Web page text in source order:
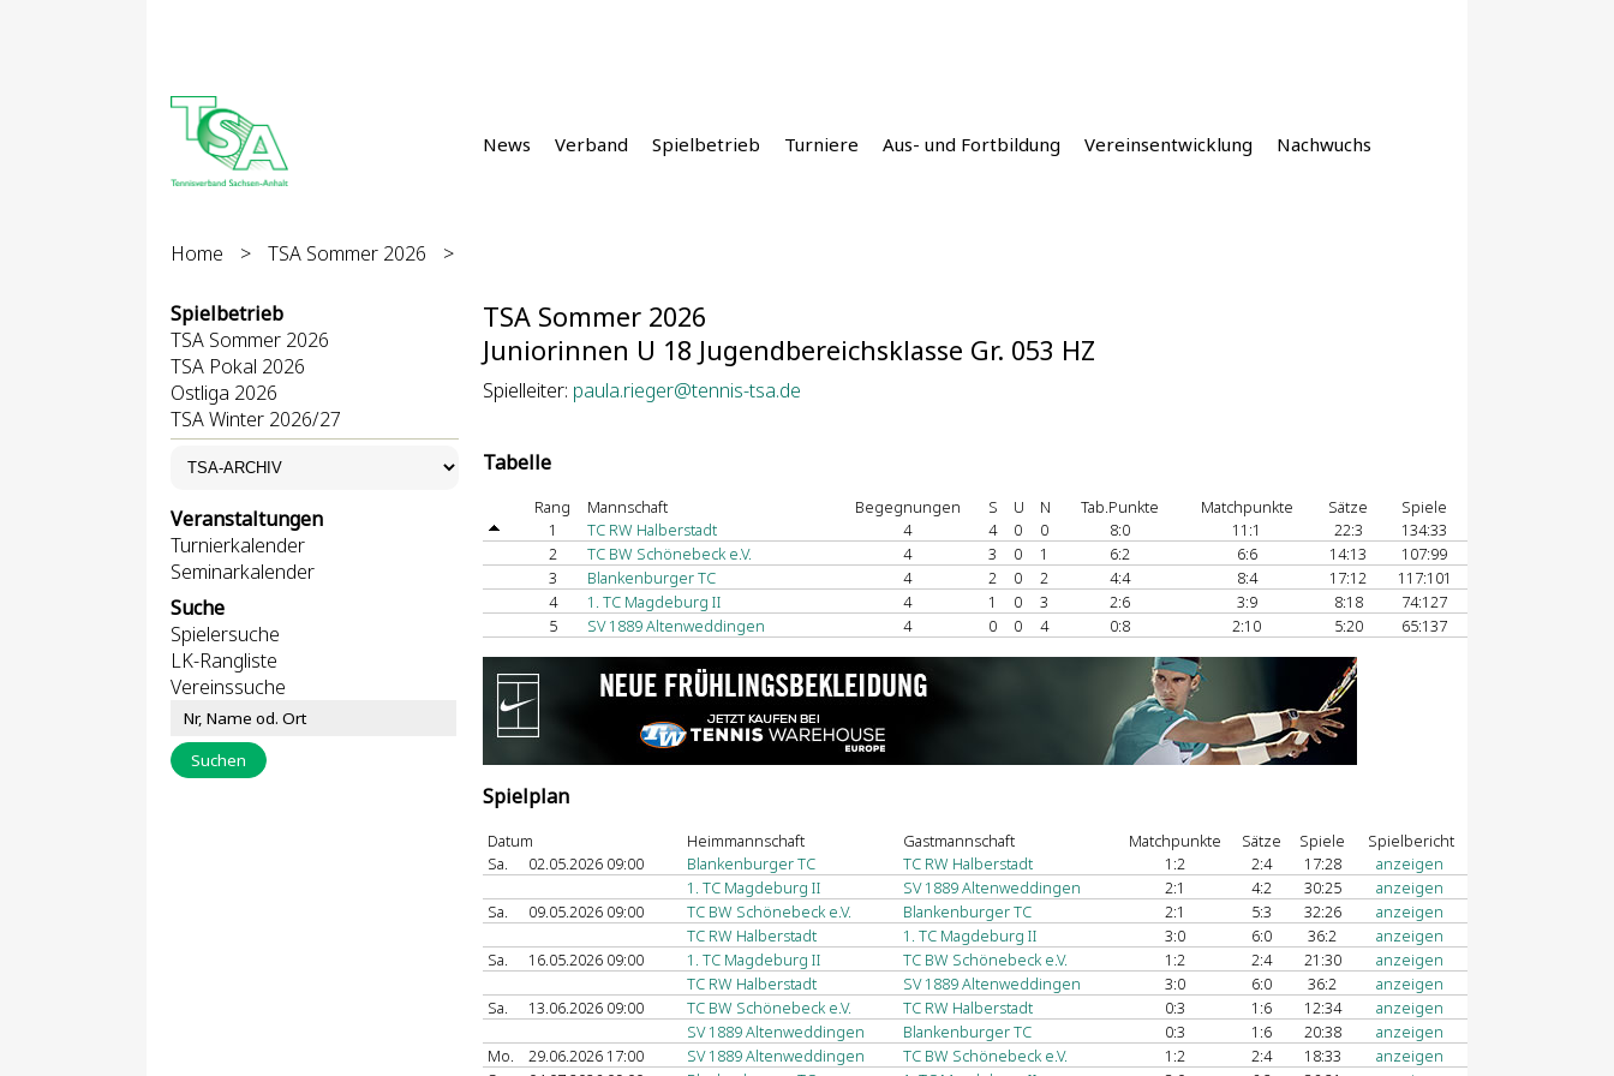
News Verband Spielbetrieb Turniere Aus- und Fortbildung Vereinsentwicklung Nachwuchs
Home > TSA Sommer 2026 >
Spielbetrieb
TSA Sommer 2026
TSA Pokal 2026
Ostliga 2026
TSA Winter 2026/27
Veranstaltungen
Turnierkalender
Seminarkalender
Suche
Spielersuche
LK-Rangliste
Vereinssuche
TSA Sommer 2026
Juniorinnen U 18 Jugendbereichsklasse Gr. 053 HZ
Spielleiter: paula.rieger@tennis-tsa.de
Tabelle
Rang Mannschaft Begegnungen S U N Tab.Punkte Matchpunkte Sätze
Spiele
1
TC RW Halberstadt 4 4 0 0 8:0 11:1 22:3
134:33
2
TC BW Schönebeck e.V. 4 3 0 1 6:2 6:6 14:13
107:99
3
Blankenburger TC 4 2 0 2 4:4 8:4 17:12
117:101
4
1. TC Magdeburg II 4 1 0 3 2:6 3:9 8:18
74:127
5
SV 1889 Altenweddingen 4 0 0 4 0:8 2:10 5:20 65:137
Spielplan
Datum Heimmannschaft Gastmannschaft Matchpunkte Sätze Spiele
Spielbericht
Sa.
02.05.2026 09:00 Blankenburger TC TC RW Halberstadt 1:2 2:4 17:28
anzeigen
1. TC Magdeburg II
SV 1889 Altenweddingen 2:1 4:2 30:25
anzeigen
Sa.
09.05.2026 09:00 TC BW Schönebeck e.V. Blankenburger TC 2:1 5:3 32:26
anzeigen
TC RW Halberstadt
1. TC Magdeburg II 3:0 6:0 36:2
anzeigen
Sa.
16.05.2026 09:00 1. TC Magdeburg II TC BW Schönebeck e.V. 1:2 2:4 21:30
anzeigen
TC RW Halberstadt
SV 1889 Altenweddingen 3:0 6:0 36:2
anzeigen
Sa.
13.06.2026 09:00 TC BW Schönebeck e.V. TC RW Halberstadt 0:3 1:6 12:34
anzeigen
SV 1889 Altenweddingen
Blankenburger TC 0:3 1:6 20:38
anzeigen
Mo.
29.06.2026 17:00 SV 1889 Altenweddingen TC BW Schönebeck e.V. 1:2 2:4 18:33
anzeigen